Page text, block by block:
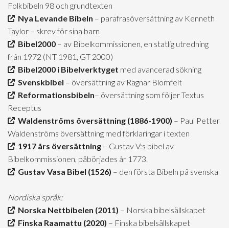
Folkbibeln 98 och grundtexten
Nya Levande Bibeln – parafrasöversättning av Kenneth
Taylor – skrev för sina barn
Bibel2000 – av Bibelkommissionen, en statlig utredning
från 1972 (NT 1981, GT 2000)
Bibel2000 i Bibelverktyget med avancerad sökning
Svenskbibel – översättning av Ragnar Blomfelt
Reformationsbibeln– översättning som följer Textus
Receptus
Waldenströms översättning (1886-1900) – Paul Petter
Waldenströms översättning med förklaringar i texten
1917 års översättning – Gustav V:s bibel av
Bibelkommissionen, påbörjades år 1773.
Gustav Vasa Bibel (1526) – den första Bibeln på svenska
Nordiska språk:
Norska Nettbibelen (2011) – Norska bibelsällskapet
Finska Raamattu (2020) – Finska bibelsällskapet